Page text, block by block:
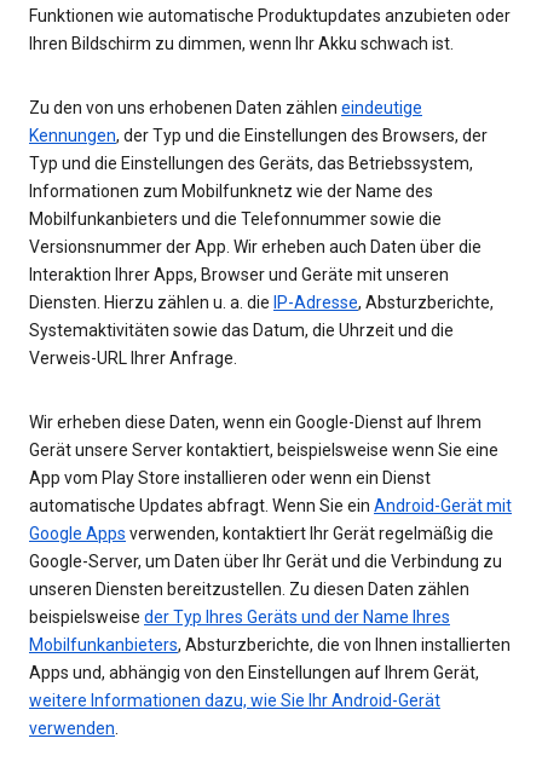
Funktionen wie automatische Produktupdates anzubieten oder
Ihren Bildschirm zu dimmen, wenn Ihr Akku schwach ist.
Zu den von uns erhobenen Daten zählen eindeutige
Kennungen, der Typ und die Einstellungen des Browsers, der
Typ und die Einstellungen des Geräts, das Betriebssystem,
Informationen zum Mobilfunknetz wie der Name des
Mobilfunkanbieters und die Telefonnummer sowie die
Versionsnummer der App. Wir erheben auch Daten über die
Interaktion Ihrer Apps, Browser und Geräte mit unseren
Diensten. Hierzu zählen u. a. die IP-Adresse, Absturzberichte,
Systemaktivitäten sowie das Datum, die Uhrzeit und die
Verweis-URL Ihrer Anfrage.
Wir erheben diese Daten, wenn ein Google-Dienst auf Ihrem
Gerät unsere Server kontaktiert, beispielsweise wenn Sie eine
App vom Play Store installieren oder wenn ein Dienst
automatische Updates abfragt. Wenn Sie ein Android-Gerät mit
Google Apps verwenden, kontaktiert Ihr Gerät regelmäßig die
Google-Server, um Daten über Ihr Gerät und die Verbindung zu
unseren Diensten bereitzustellen. Zu diesen Daten zählen
beispielsweise der Typ Ihres Geräts und der Name Ihres
Mobilfunkanbieters, Absturzberichte, die von Ihnen installierten
Apps und, abhängig von den Einstellungen auf Ihrem Gerät,
weitere Informationen dazu, wie Sie Ihr Android-Gerät
verwenden.